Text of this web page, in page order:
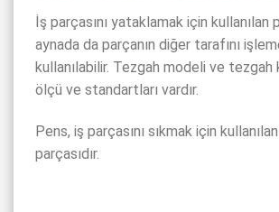
İş parçasını yataklamak için kullanılan
aynada da parçanın diğer tarafını
kullanılabilir. Tezgah modeli ve tezgah
ölçü ve standartları vardır.
Pens, iş parçasını sıkmak için
parçasıdır.